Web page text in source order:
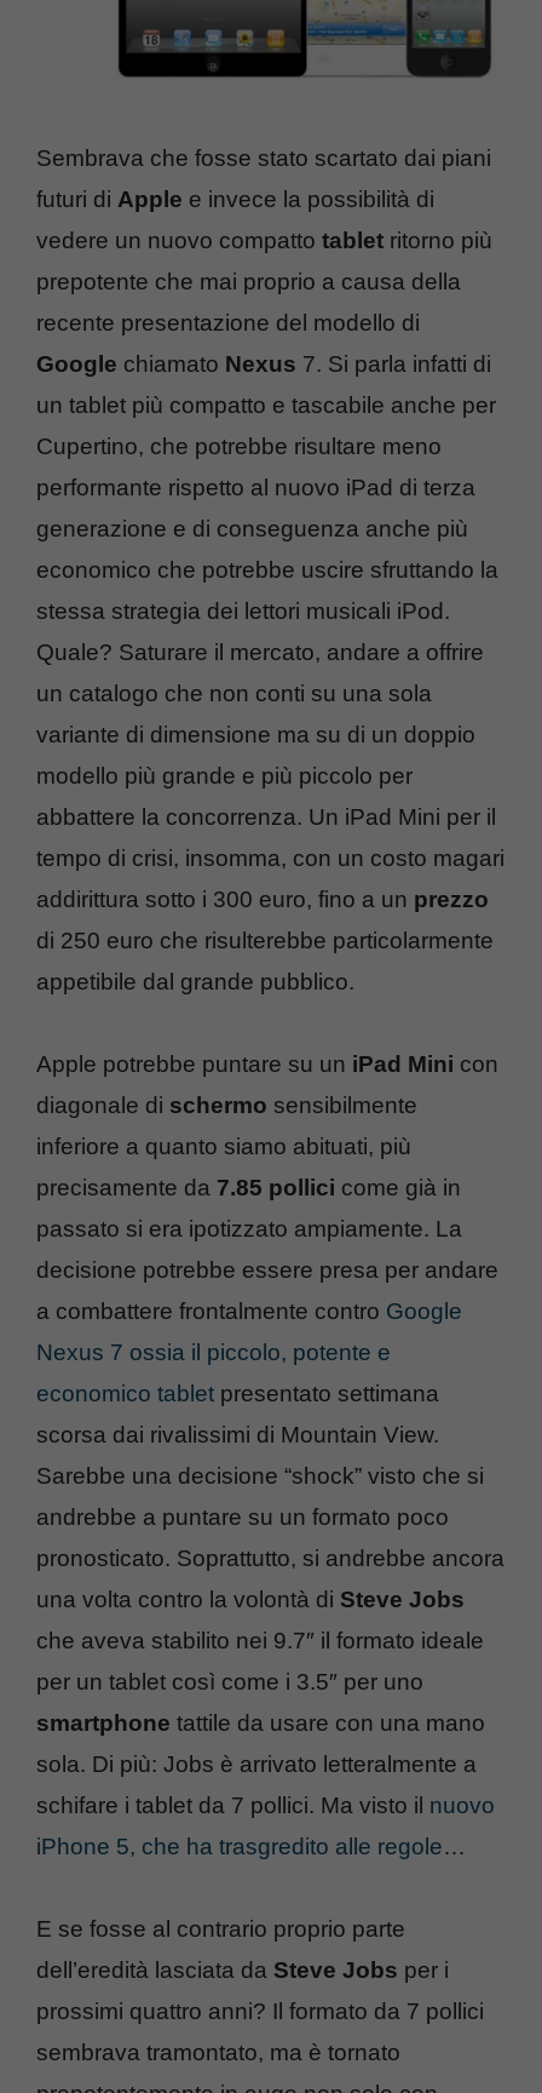
Sembrava che fosse stato scartato dai piani
futuri di Apple e invece la possibilità di
vedere un nuovo compatto tablet ritorno più
prepotente che mai proprio a causa della
recente presentazione del modello di
Google chiamato Nexus 7. Si parla infatti di
un tablet più compatto e tascabile anche per
Cupertino, che potrebbe risultare meno
performante rispetto al nuovo iPad di terza
generazione e di conseguenza anche più
economico che potrebbe uscire sfruttando la
stessa strategia dei lettori musicali iPod.
Quale? Saturare il mercato, andare a offrire
un catalogo che non conti su una sola
variante di dimensione ma su di un doppio
modello più grande e più piccolo per
abbattere la concorrenza. Un iPad Mini per il
tempo di crisi, insomma, con un costo magari
addirittura sotto i 300 euro, fino a un prezzo
di 250 euro che risulterebbe particolarmente
appetibile dal grande pubblico.
Apple potrebbe puntare su un iPad Mini con
diagonale di schermo sensibilmente
inferiore a quanto siamo abituati, più
precisamente da 7.85 pollici come già in
passato si era ipotizzato ampiamente. La
decisione potrebbe essere presa per andare
a combattere frontalmente contro Google
Nexus 7 ossia il piccolo, potente e
economico tablet presentato settimana
scorsa dai rivalissimi di Mountain View.
Sarebbe una decisione “shock” visto che si
andrebbe a puntare su un formato poco
pronosticato. Soprattutto, si andrebbe ancora
una volta contro la volontà di Steve Jobs
che aveva stabilito nei 9.7″ il formato ideale
per un tablet così come i 3.5″ per uno
smartphone tattile da usare con una mano
sola. Di più: Jobs è arrivato letteralmente a
schifare i tablet da 7 pollici. Ma visto il nuovo
iPhone 5, che ha trasgredito alle regole…
E se fosse al contrario proprio parte
dell’eredità lasciata da Steve Jobs per i
prossimi quattro anni? Il formato da 7 pollici
sembrava tramontato, ma è tornato